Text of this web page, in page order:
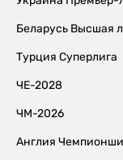
Беларусь Высшая
Турция Суперлига
ЧЕ-2028
ЧМ-2026
Англия